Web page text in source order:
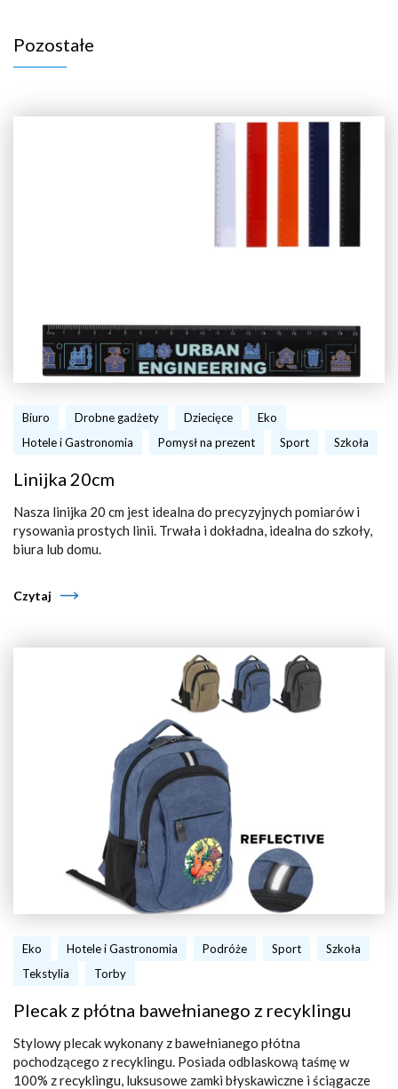
Pozostałe
Biuro Drobne gadżety Dziecięce
Eko
Hotele i Gastronomia
Pomysł na prezent Sport Szkoła
Linijka 20cm
Nasza linijka 20 cm jest idealna do precyzyjnych pomiarów i
rysowania prostych linii. Trwała i dokładna, idealna do szkoły,
biura lub domu.
Czytaj
Eko Hotele i Gastronomia Podróże Sport
Szkoła
Tekstylia
Torby
Plecak z płótna bawełnianego z recyklingu
Stylowy plecak wykonany z bawełnianego płótna
pochodzącego z recyklingu. Posiada odblaskową taśmę w
100% z recyklingu, luksusowe zamki błyskawiczne i ściągacze